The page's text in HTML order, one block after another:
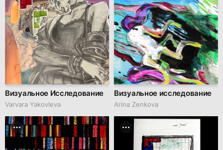
Визуальное Исследование
Varvara Yakovleva
Визуальное исследование
Arina Zenkova